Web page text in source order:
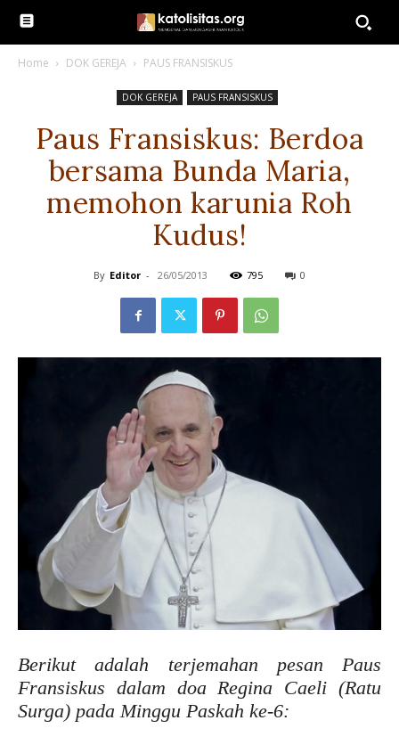
Home DOK GEREJA PAUS FRANSISKUS
DOK GEREJA PAUS FRANSISKUS
Paus Fransiskus: Berdoa
bersama Bunda Maria,
memohon karunia Roh
Kudus!
By Editor - 26/05/2013 795 0
Berikut adalah terjemahan pesan Paus
Fransiskus dalam doa Regina Caeli (Ratu
Surga) pada Minggu Paskah ke-6: